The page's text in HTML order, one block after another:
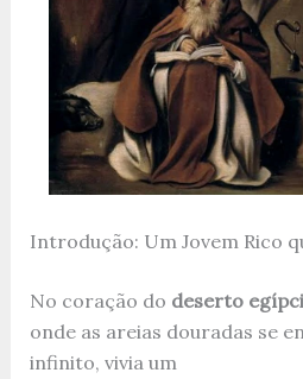
Introdução: Um Jovem Rico
No coração do deserto
onde as areias douradas se
infinito, vivia um